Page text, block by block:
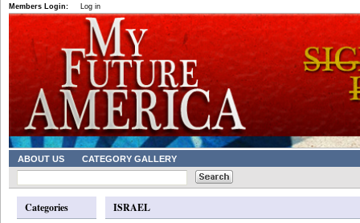
Members Login: Log in
ABOUT US CATEGORY GALLERY
Categories ISRAEL